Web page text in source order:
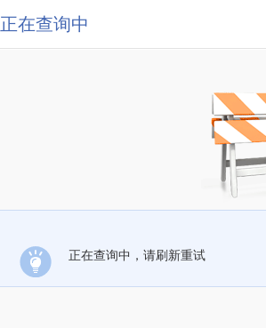
正在查询中
正在查询中，请刷新重试